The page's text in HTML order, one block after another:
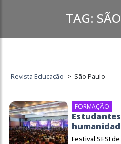
TAG:
Revista Educação > São Paulo
FORMAÇÃO
Festival SESI